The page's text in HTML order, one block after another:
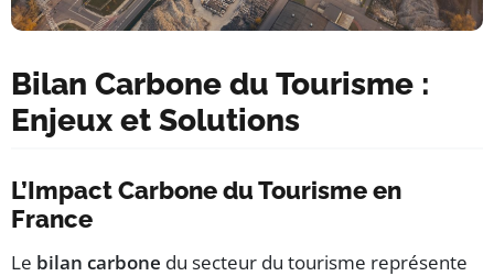
Bilan Carbone du Tourisme :
Enjeux et Solutions
L’Impact Carbone du Tourisme en
France
Le bilan carbone du secteur du tourisme représente